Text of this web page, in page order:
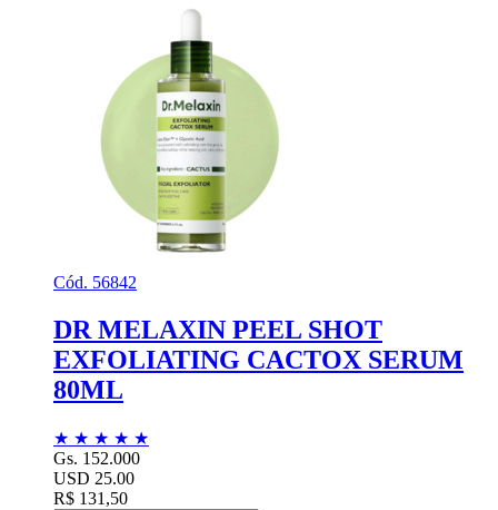
Cód. 56842
DR MELAXIN PEEL SHOT
EXFOLIATING CACTOX SERUM
80ML
★ ★ ★ ★ ★
Gs. 152.000
USD 25.00
R$ 131,50